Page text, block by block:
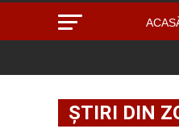
ȘTIRI DIN